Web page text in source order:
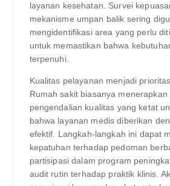
layanan kesehatan. Survei
mekanisme umpan balik sering
mengidentifikasi area yang perlu
untuk memastikan bahwa
terpenuhi.
Kualitas pelayanan menjadi
Rumah sakit biasanya
pengendalian kualitas yang ketat
bahwa layanan medis diberikan
efektif. Langkah-langkah ini dapat
kepatuhan terhadap pedoman
partisipasi dalam program
audit rutin terhadap praktik klinis.